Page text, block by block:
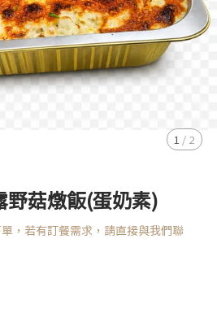
1 / 2
野菇燉飯(蛋奶素)
，若有訂餐需求，請直接與我們聯